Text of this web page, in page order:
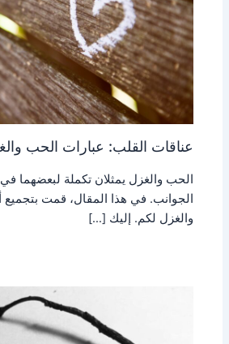
عناقات القلب: عبارات الحب
الحب والغزل يمثلان تكملة لبعضهما
الجوانب. في هذا المقال، قمت
والغزل لكم. إليك […]